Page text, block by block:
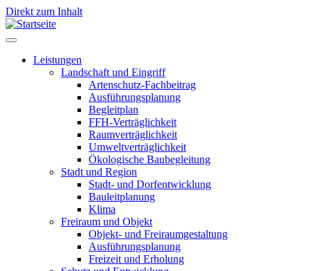
Direkt zum Inhalt
Leistungen
Leistungen
Landschaft und Eingriff
Artenschutz-Fachbeitrag
Ausführungsplanung
Begleitplan
FFH-Verträglichkeit
Raumverträglichkeit
Umweltverträglichkeit
Ökologische Baubegleitung
Stadt und Region
Stadt- und Dorfentwicklung
Bauleitplanung
Klima
Freiraum und Objekt
Objekt- und Freiraumgestaltung
Ausführungsplanung
Freizeit und Erholung